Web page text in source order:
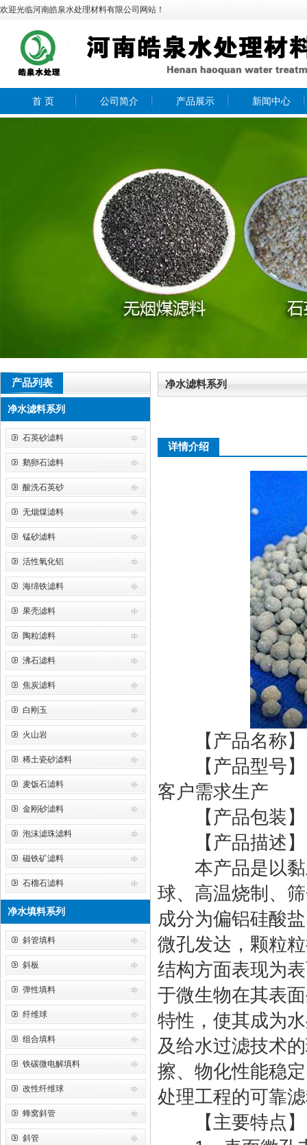
欢迎光临河南皓泉水处理材料有限公司网站！
首 页 公司简介 产品展示 新闻中心
产品列表
净水滤料系列
石英砂滤料
鹅卵石滤料
酸洗石英砂
无烟煤滤料
锰砂滤料
活性氧化铝
海绵铁滤料
果壳滤料
陶粒滤料
沸石滤料
焦炭滤料
白刚玉
火山岩
稀土瓷砂滤料
麦饭石滤料
金刚砂滤料
泡沫滤珠滤料
磁铁矿滤料
石榴石滤料
净水填料系列
斜管填料
斜板
弹性填料
纤维球
组合填料
铁碳微电解填料
改性纤维球
蜂窝斜管
斜管
净水滤料系列
详情介绍
【产品名称】
【产品型号】
客户需求生产
【产品包装】
【产品描述】
本产品是以黏
球、高温烧制、
成分为偏铝硅酸
微孔发达，颗粒
结构方面表现为
于微生物在其表
特性，使其成为
及给水过滤技术
擦、物化性能稳
处理工程的可靠
【主要特点】